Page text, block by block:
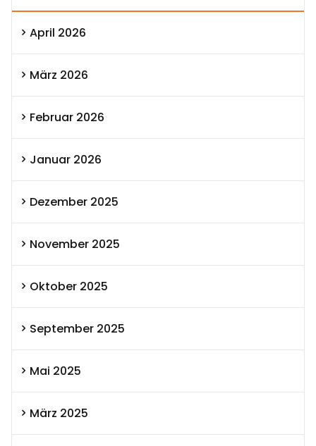
April 2026
März 2026
Februar 2026
Januar 2026
Dezember 2025
November 2025
Oktober 2025
September 2025
Mai 2025
März 2025